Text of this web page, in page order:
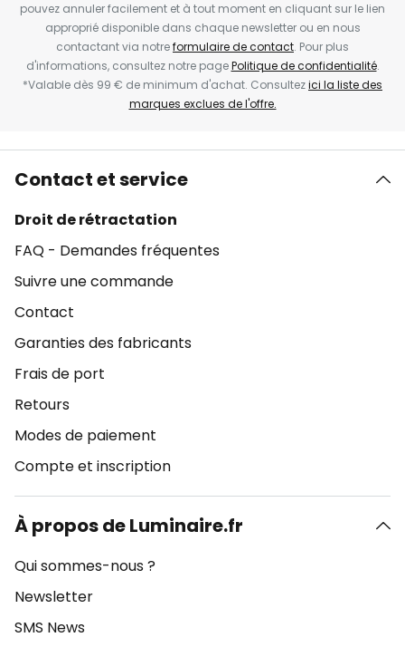
pouvez annuler facilement et à tout moment en cliquant sur le lien
approprié disponible dans chaque newsletter ou en nous
contactant via notreformulaire de contact. Pour plus
d'informations, consultez notre pagePolitique de confidentialité.
*Valable dès 99 € de minimum d'achat. Consultezici la liste des
marques exclues de l'offre.
Contact et service
Droit de rétractation
FAQ - Demandes fréquentes
Suivre une commande
Contact
Garanties des fabricants
Frais de port
Retours
Modes de paiement
Compte et inscription
À propos de Luminaire.fr
Qui sommes-nous ?
Newsletter
SMS News